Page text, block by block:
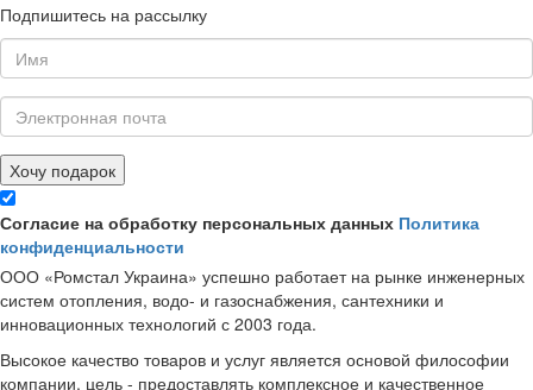
Подпишитесь на рассылку
Хочу подарок
Согласие на обработку персональных данных Политика
конфиденциальности
ООО «Ромстал Украина» успешно работает на рынке инженерных
систем отопления, водо- и газоснабжения, сантехники и
инновационных технологий с 2003 года.
Высокое качество товаров и услуг является основой философии
компании, цель - предоставлять комплексное и качественное